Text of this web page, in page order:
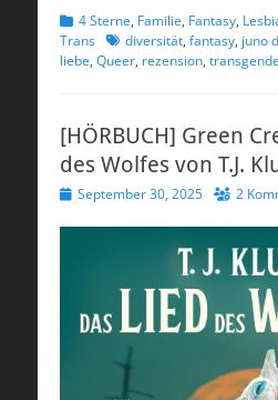
Kategorien
4 Sterne, Familie, Fantasy,
Trans Schlagworte
diversität, fantasy, juno
liebe, Queer, rezension,
[HÖRBUCH] Green
des Wolfes von T.J.
Veröffentlicht
September 30, 2025 2